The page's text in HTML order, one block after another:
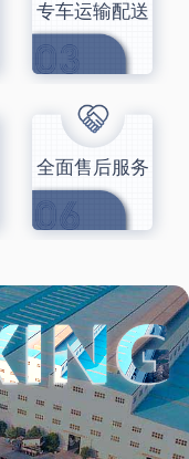
专车运输配送
全面售后服务